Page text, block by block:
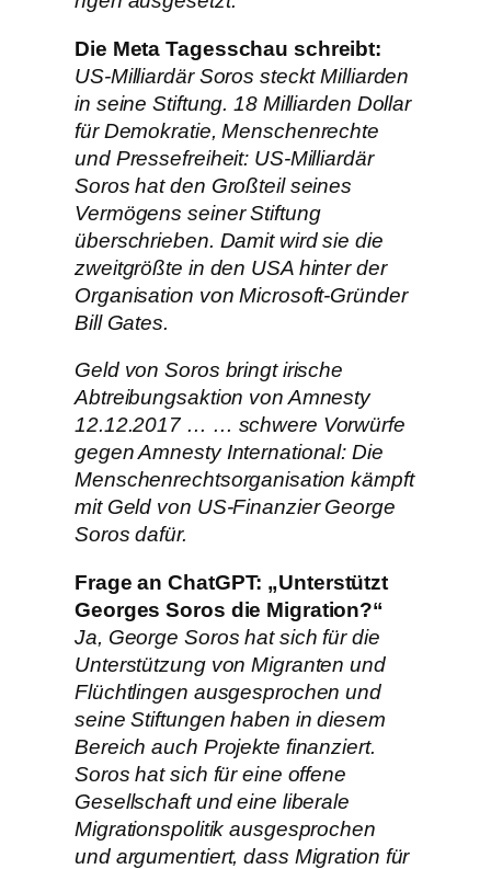
Die Meta Tagesschau schreibt:
US-Milliardär Soros steckt Milliarden
in seine Stiftung. 18 Milliarden Dollar
für Demokratie, Menschenrechte
und Pressefreiheit: US-Milliardär
Soros hat den Großteil seines
Vermögens seiner Stiftung
überschrieben. Damit wird sie die
zweitgrößte in den USA hinter der
Organisation von Microsoft-Gründer
Bill Gates.
Geld von Soros bringt irische
Abtreibungsaktion von Amnesty
12.12.2017 … … schwere Vorwürfe
gegen Amnesty International: Die
Menschenrechtsorganisation kämpft
mit Geld von US-Finanzier George
Soros dafür.
Frage an ChatGPT: „Unterstützt
Georges Soros die Migration?“
Ja, George Soros hat sich für die
Unterstützung von Migranten und
Flüchtlingen ausgesprochen und
seine Stiftungen haben in diesem
Bereich auch Projekte finanziert.
Soros hat sich für eine offene
Gesellschaft und eine liberale
Migrationspolitik ausgesprochen
und argumentiert, dass Migration für